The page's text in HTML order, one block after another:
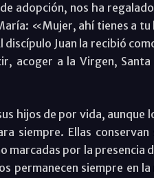
adopción, nos ha
«Mujer, ahí tienes a
discípulo Juan la recibió
acoger a la Virgen,
hijos de por vida, aunque
siempre. Ellas
marcadas por la presencia
permanecen siempre en